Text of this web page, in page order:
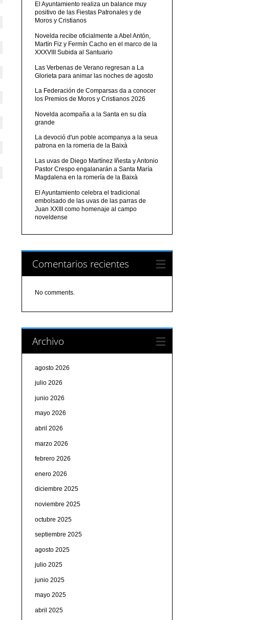
El Ayuntamiento realiza un balance muy
positivo de las Fiestas Patronales y de
Moros y Cristianos
Novelda recibe oficialmente a Abel Antón,
Martín Fiz y Fermín Cacho en el marco de la
XXXVIII Subida al Santuario
Las Verbenas de Verano regresan a La
Glorieta para animar las noches de agosto
La Federación de Comparsas da a conocer
los Premios de Moros y Cristianos 2026
Novelda acompaña a la Santa en su día
grande
La devoció d'un poble acompanya a la seua
patrona en la romeria de la Baixà
Las uvas de Diego Martínez Iñesta y Antonio
Pastor Crespo engalanarán a Santa María
Magdalena en la romería de la Baixà
El Ayuntamiento celebra el tradicional
embolsado de las uvas de las parras de
Juan XXIII como homenaje al campo
noveldense
Comentarios recientes
No comments.
Archivo
agosto 2026
julio 2026
junio 2026
mayo 2026
abril 2026
marzo 2026
febrero 2026
enero 2026
diciembre 2025
noviembre 2025
octubre 2025
septiembre 2025
agosto 2025
julio 2025
junio 2025
mayo 2025
abril 2025